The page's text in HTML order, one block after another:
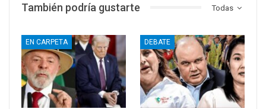
Todas
También podría gustarte
EN CARPETA DEBATE